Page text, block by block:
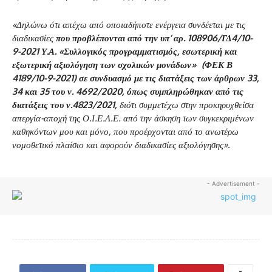
«Δηλώνω ότι απέχω από οποιαδήποτε ενέργεια συνδέεται με τις
διαδικασίες που προβλέπονται από την υπ’ αρ. 108906/ΓΔ4/10-
9-2021 Υ.Α. «Συλλογικός προγραμματισμός, εσωτερική και
εξωτερική αξιολόγηση των σχολικών μονάδων» (ΦΕΚ Β
4189/10-9-2021) σε συνδυασμό με τις διατάξεις των άρθρων 33,
34 και 35 του ν. 4692/2020, όπως συμπληρώθηκαν από τις
διατάξεις του ν.4823/2021, διότι συμμετέχω στην προκηρυχθείσα
απεργία-αποχή της Ο.Ι.Ε.Λ.Ε. από την άσκηση των συγκεκριμένων
καθηκόντων μου και μόνο, που προέρχονται από το ανωτέρω
νομοθετικό πλαίσιο και αφορούν διαδικασίες αξιολόγησης».
- Advertisement -